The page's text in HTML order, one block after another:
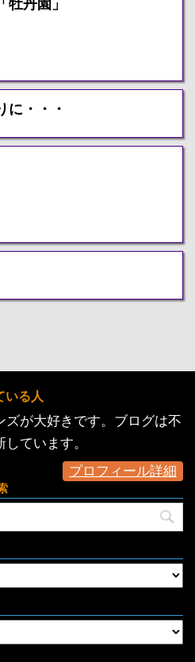
牡丹園」
に・・・
いる人
ズが大好きです。ブログは不
ています。
プロフィール詳細